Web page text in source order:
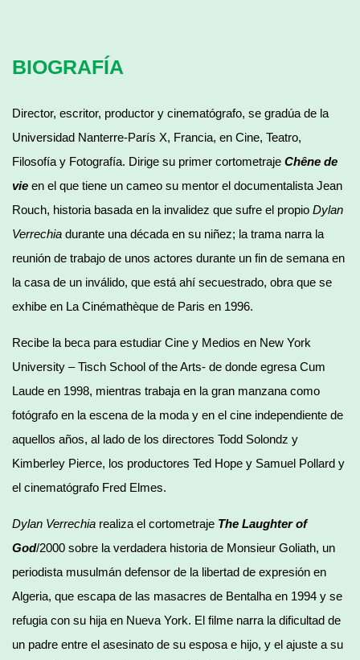
BIOGRAFÍA
Director, escritor, productor y cinematógrafo, se gradúa de la
Universidad Nanterre-París X, Francia, en Cine, Teatro,
Filosofía y Fotografía. Dirige su primer cortometraje Chêne de
vie en el que tiene un cameo su mentor el documentalista Jean
Rouch, historia basada en la invalidez que sufre el propio Dylan
Verrechia durante una década en su niñez; la trama narra la
reunión de trabajo de unos actores durante un fin de semana en
la casa de un inválido, que está ahí secuestrado, obra que se
exhibe en La Cinémathèque de Paris en 1996.
Recibe la beca para estudiar Cine y Medios en New York
University – Tisch School of the Arts- de donde egresa Cum
Laude en 1998, mientras trabaja en la gran manzana como
fotógrafo en la escena de la moda y en el cine independiente de
aquellos años, al lado de los directores Todd Solondz y
Kimberley Pierce, los productores Ted Hope y Samuel Pollard y
el cinematógrafo Fred Elmes.
Dylan Verrechia realiza el cortometraje The Laughter of
God/2000 sobre la verdadera historia de Monsieur Goliath, un
periodista musulmán defensor de la libertad de expresión en
Algeria, que escapa de las masacres de Bentalha en 1994 y se
refugia con su hija en Nueva York. El filme narra la dificultad de
un padre entre el asesinato de su esposa e hijo, y el ajuste a su